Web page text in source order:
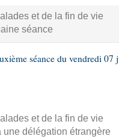
et de la fin de vie
séance
séance du vendredi 07
et de la fin de vie
délégation étrangère